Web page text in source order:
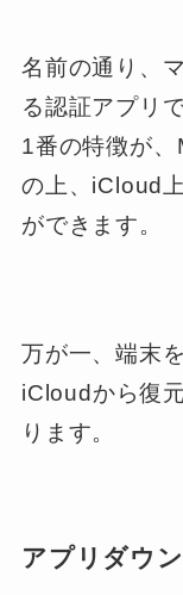
名前の通り、
る認証アプリで
1番の特徴が
の上、iCloud
ができます。
万が一、端末
iCloudから復
ります。
アプリダウ